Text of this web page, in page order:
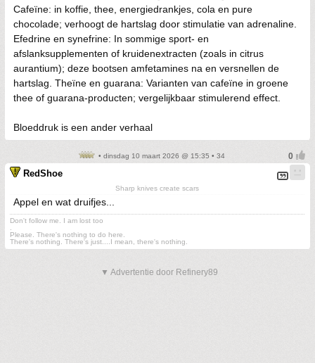
Cafeïne: in koffie, thee, energiedrankjes, cola en pure
chocolade; verhoogt de hartslag door stimulatie van adrenaline.
Efedrine en synefrine: In sommige sport- en
afslanksupplementen of kruidenextracten (zoals in citrus
aurantium); deze bootsen amfetamines na en versnellen de
hartslag. Theïne en guarana: Varianten van cafeïne in groene
thee of guarana-producten; vergelijkbaar stimulerend effect.
Bloeddruk is een ander verhaal
• dinsdag 10 maart 2026 @ 15:35 • 34
RedShoe
Sharp knives create scars
Appel en wat druifjes...
Don't follow me. I am lost too
Please. There's nothing to do here.
There's nothing. There's just....I mean, there's nothing.
▼ Advertentie door Refinery89